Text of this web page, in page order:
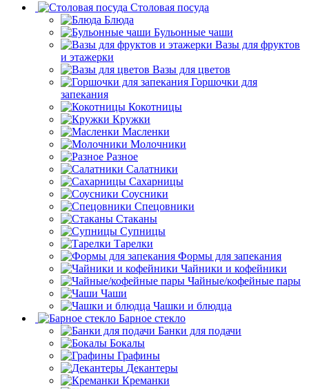
Столовая посуда
Блюда
Бульонные чаши
Вазы для фруктов
и этажерки
Вазы для цветов
Горшочки для
запекания
Кокотницы
Кружки
Масленки
Молочники
Разное
Салатники
Сахарницы
Соусники
Спецовники
Стаканы
Супницы
Тарелки
Формы для запекания
Чайники и кофейники
Чайные/кофейные пары
Чаши
Чашки и блюдца
Барное стекло
Банки для подачи
Бокалы
Графины
Декантеры
Креманки